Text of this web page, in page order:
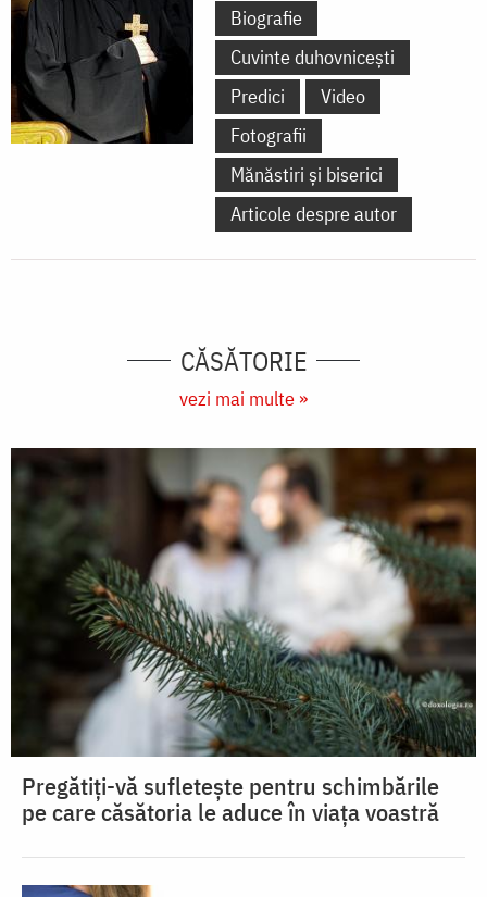
Biografie
Cuvinte duhovnicești
Predici
Video
Fotografii
Mănăstiri și biserici
Articole despre autor
CĂSĂTORIE
vezi mai multe »
Pregătiți-vă sufletește pentru schimbările
pe care căsătoria le aduce în viața voastră